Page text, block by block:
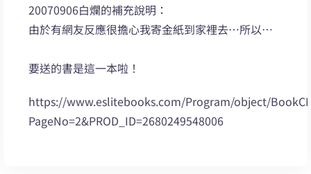
20070906白爛的補充說明：
由於有網友反應很擔心我寄金紙到家裡去…所以…
要送的書是這一本啦！
https://www.eslitebooks.com/Program/object/
PageNo=2&PROD_ID=2680249548006